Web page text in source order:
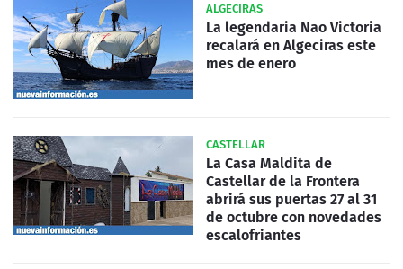
ALGECIRAS
La legendaria Nao Victoria
recalará en Algeciras este
mes de enero
CASTELLAR
La Casa Maldita de
Castellar de la Frontera
abrirá sus puertas 27 al 31
de octubre con novedades
escalofriantes